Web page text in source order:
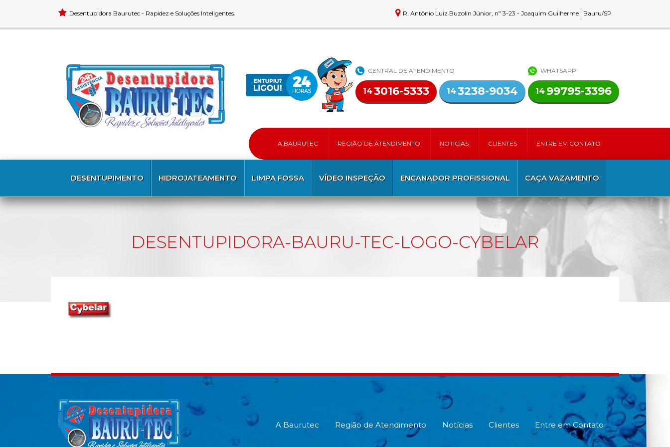
Desentupidora Baurutec - Rapidez e Soluções Inteligentes. R. Antônio Luiz Buzolin Júnior, nº 3-23 - Joaquim Guilherme | Bauru/SP
CENTRAL DE ATENDIMENTO
143016-5333 143238-9034
WHATSAPP
14 99795-3396
A BAURUTEC REGIÃO DE ATENDIMENTO NOTÍCIAS CLIENTES ENTRE EM CONTATO
DESENTUPIMENTO HIDROJATEAMENTO LIMPA FOSSA VÍDEO INSPEÇÃO ENCANADOR PROFISSIONAL CAÇA VAZAMENTO
DESENTUPIDORA-BAURU-TEC-LOGO-CYBELAR
A Baurutec Região de Atendimento Notícias Clientes Entre em Contato